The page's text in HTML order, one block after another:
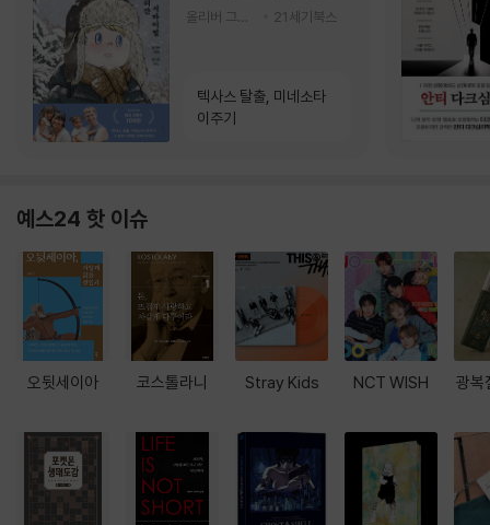
21세기북스
텍사스 탈출, 미네소타
이주기
예스24 핫 이슈
오뒷세이아 코스톨라니 Stray Kids NCT WISH 광복